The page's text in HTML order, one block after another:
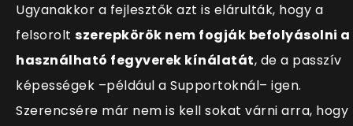
Ugyanakkor a fejlesztők azt is elárulták, hogy a
felsorolt szerepkörök nem fogják befolyásolni a
használható fegyverek kínálatát, de a passzív
képességek –például a Supportoknál– igen.
Szerencsére már nem is kell sokat várni arra, hogy